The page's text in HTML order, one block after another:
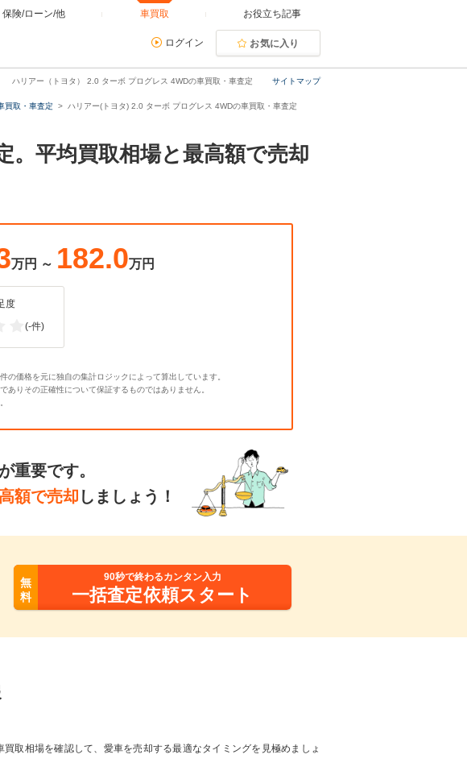
保険/ローン/他 車買取 お役立ち記事
ログイン お気に入り
サイトマップ
ハリアー（トヨタ） 2.0 ターボ プログレス 4WDの車買取・車査定
買取・車査定 ハリアー(トヨタ) 2.0 ターボ プログレス 4WDの車買取・車査定
。平均買取相場と最高額で売却
万円 ～ 182.0万円
度
(-件)
価格を元に独自の集計ロジックによって算出しています。
りその正確性について保証するものではありません。
重要です。
額で売却 しましょう！
無
料
90秒で終わるカンタン入力
一括査定依頼スタート
取相場を確認して、愛車を売却する最適なタイミングを見極めましょ